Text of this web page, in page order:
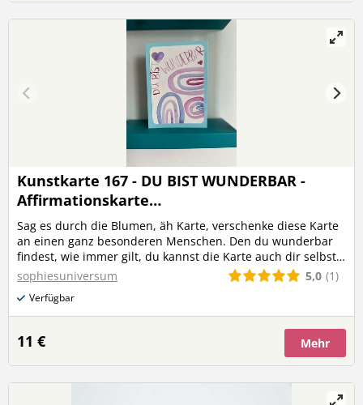
Kunstkarte 167 - DU BIST WUNDERBAR -
Affirmationskarte
(Original,Einzelstück,DINB6 )
Sag es durch die Blumen, äh Karte, verschenke diese Karte
an einen ganz besonderen Menschen. Den du wunderbar
findest, wie immer gilt, du kannst die Karte auch dir selbst
schenken. Die Affirmation '' du bist wunderbar '' erinnert
dich daran, wie wunderbar du bist und immer sein wirst.
sophiesuniversum 5,0 (1)
Verfügbar
11 € Mehr